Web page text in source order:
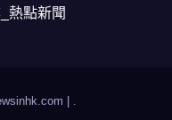
熱點新聞
|